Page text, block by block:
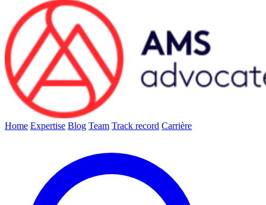
Home Expertise Blog Team Track record Carrière